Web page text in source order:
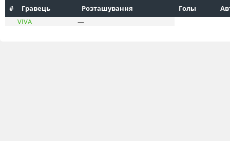
#
Гравець Розташування Голы
VIVA
—